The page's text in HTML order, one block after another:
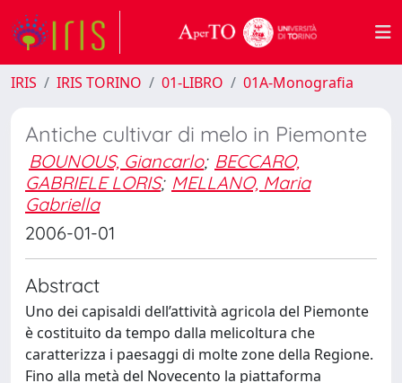
IRIS IRIS TORINO 01-LIBRO 01A-Monografia
Antiche cultivar di melo in Piemonte
BOUNOUS, Giancarlo; BECCARO,
GABRIELE LORIS; MELLANO, Maria
Gabriella
2006-01-01
Abstract
Uno dei capisaldi dell’attività agricola del Piemonte
è costituito da tempo dalla melicoltura che
caratterizza i paesaggi di molte zone della Regione.
Fino alla metà del Novecento la piattaforma